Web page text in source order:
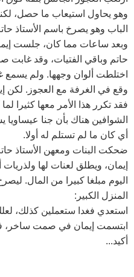
وهو يحاول استيعاب ما حصل،
الباب وهو يصرخ باسم الأستاذ
وبعد ساعات مما كان، جلست
حاتم وباقي الفتيات، وقد غابت
اختلطت ألوان وجهها. ولم
وقع في الغرفة مع العجوز. لكن
فقد تكرر هذا الأمر معها كثيرا
الشوافين هناك بأن جنا عيساويا
أي كان ما لم تستلم له أولا.
ضحكت البنات ومعهن الأستاذ
إيمان، ويطلق لعنات لها
اليوم مبلغا كبيرا من المال.
المنزل الكبير:
استعدي فغدا ستعملين كذلك،
ابتسمت إيمان في صمت ساخر،
أكيد...